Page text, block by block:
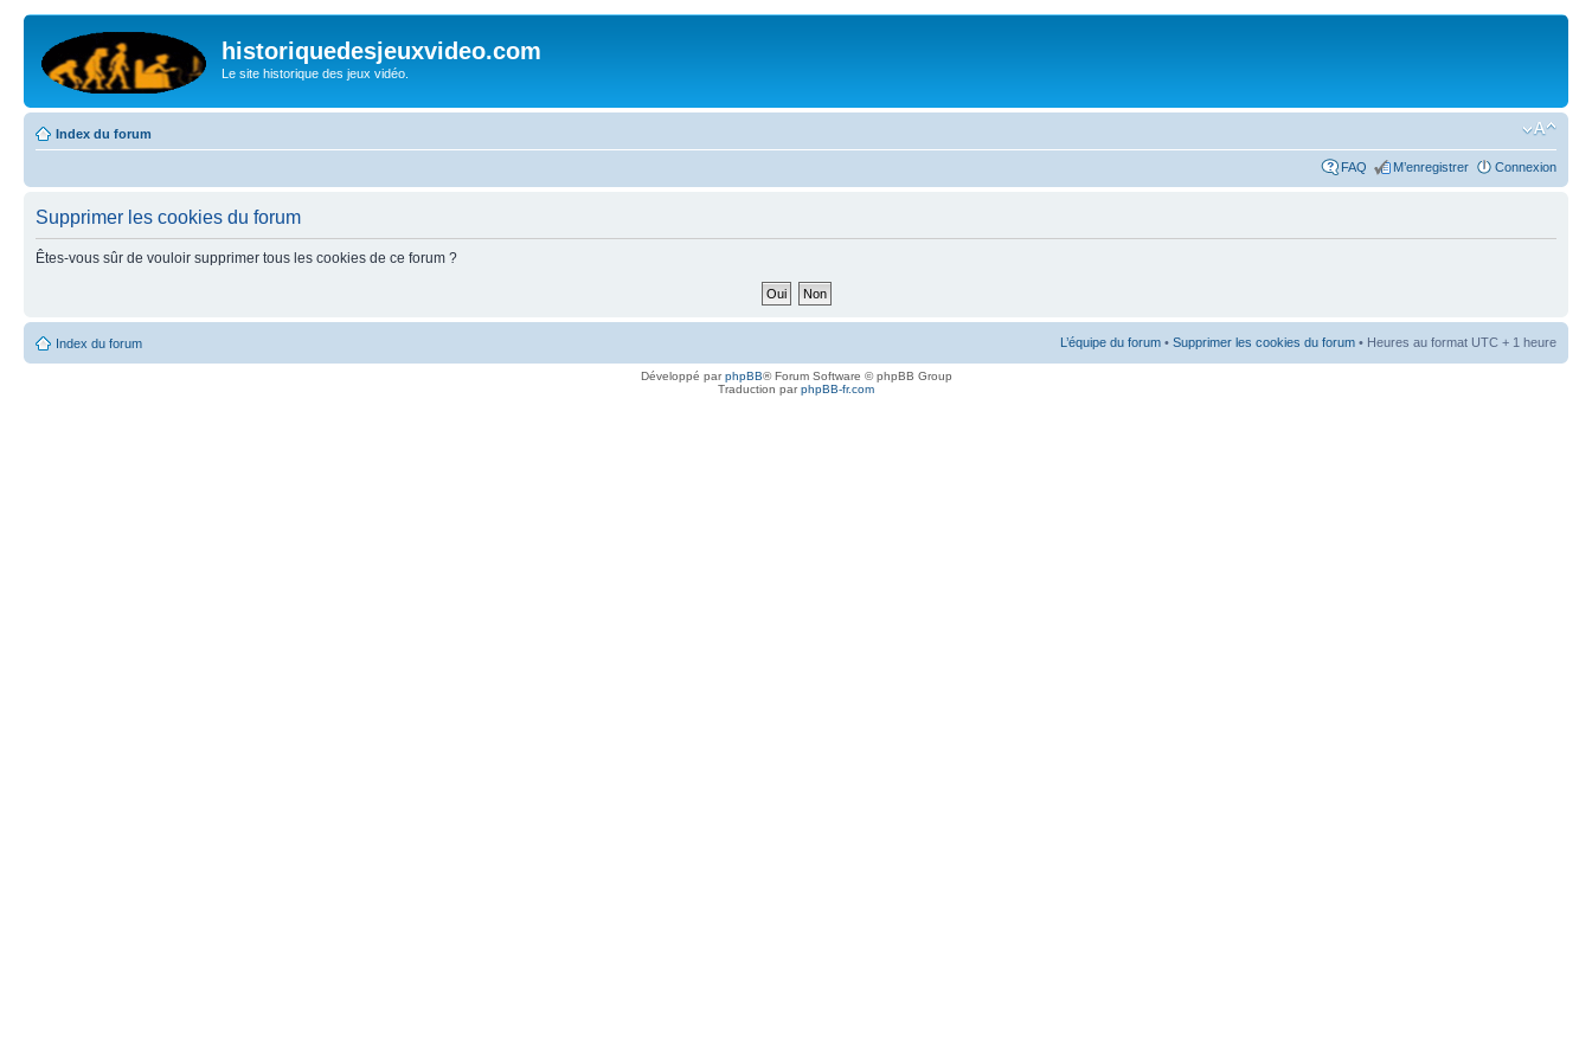
historiquedesjeuxvideo.com
Le site historique des jeux vidéo.
Index du forum
FAQ M’enregistrer Connexion
Supprimer les cookies du forum
Êtes-vous sûr de vouloir supprimer tous les cookies de ce forum ?
Index du forum L’équipe du forum • Supprimer les cookies du forum • Heures au format UTC + 1 heure
Développé parphpBB® Forum Software © phpBB Group
Traduction parphpBB-fr.com